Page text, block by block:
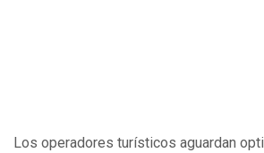
Los operadores turísticos aguardan